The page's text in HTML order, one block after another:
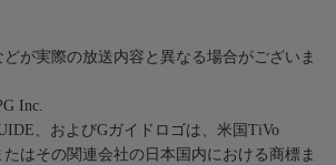
が実際の放送内容と異なる場合がございま
Inc.
、およびGガイドロゴは、米国TiVo
たはその関連会社の日本国内における商標ま